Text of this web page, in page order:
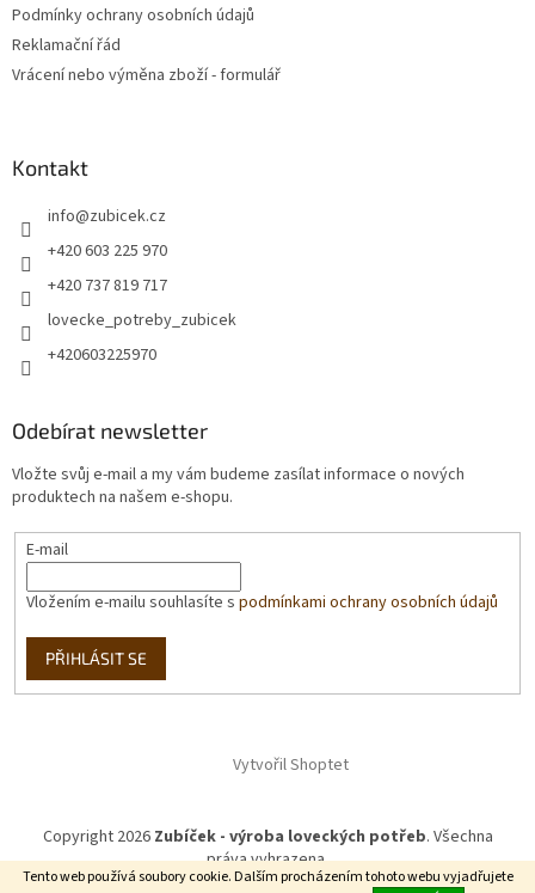
Tento web používá soubory cookie. Dalším procházením tohoto webu vyjadřujete
Podmínky ochrany osobních údajů
Reklamační řád
Vrácení nebo výměna zboží - formulář
Kontakt
info@zubicek.cz
+420 603 225 970
+420 737 819 717
lovecke_potreby_zubicek
+420603225970
Odebírat newsletter
Vložte svůj e-mail a my vám budeme zasílat informace o nových
produktech na našem e-shopu.
E-mail
Vložením e-mailu souhlasíte s podmínkami ochrany osobních údajů
PŘIHLÁSIT SE
Vytvořil Shoptet
Copyright 2026 Zubíček - výroba loveckých potřeb. Všechna
práva vyhrazena.